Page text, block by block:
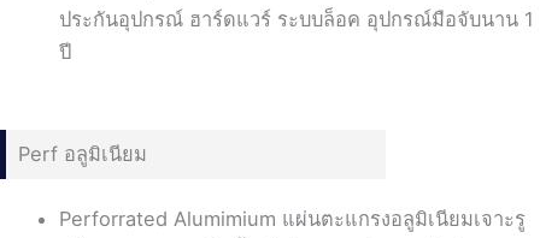
ประกันอุปกรณ์ ฮาร์ดแวร์ ระบบล็อค อุปกรณ์มือจับนาน 1
ปี
Perf อลูมิเนียม
Perforrated Alumimium แผ่นตะแกรงอลูมิเนียมเจาะรู